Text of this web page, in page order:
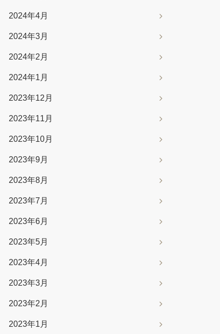
2024年4月
2024年3月
2024年2月
2024年1月
2023年12月
2023年11月
2023年10月
2023年9月
2023年8月
2023年7月
2023年6月
2023年5月
2023年4月
2023年3月
2023年2月
2023年1月